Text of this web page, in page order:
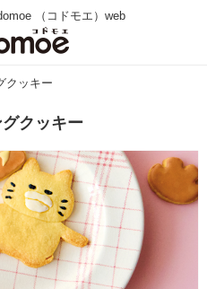
（コドモエ）web
クッキー
クッキー